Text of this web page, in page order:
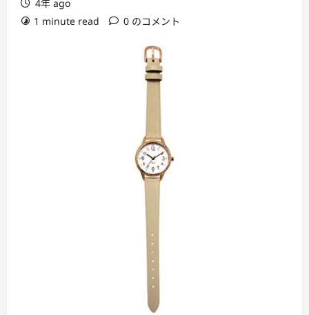
4年 ago
1 minute read
0 のコメント